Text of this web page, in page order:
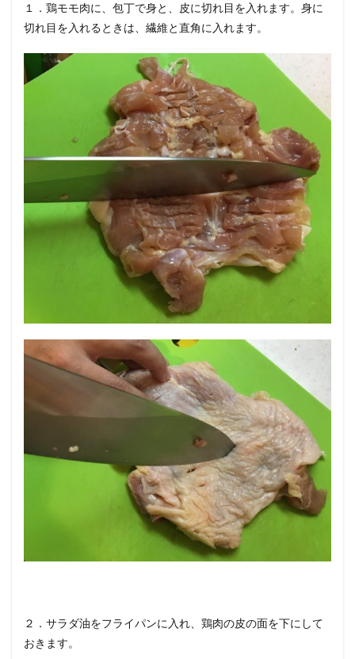
１．鶏モモ肉に、包丁で身と、皮に切れ目を入れます。身に
切れ目を入れるときは、繊維と直角に入れます。
２．サラダ油をフライパンに入れ、鶏肉の皮の面を下にして
おきます。